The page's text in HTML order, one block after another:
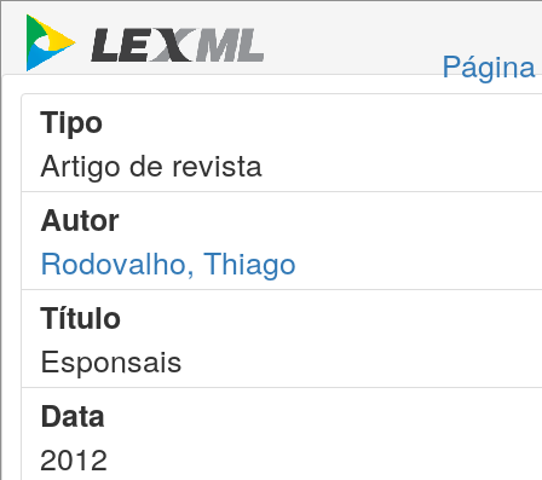
Tipo
Artigo de revista
Autor
Rodovalho, Thiago
Título
Esponsais
Data
2012